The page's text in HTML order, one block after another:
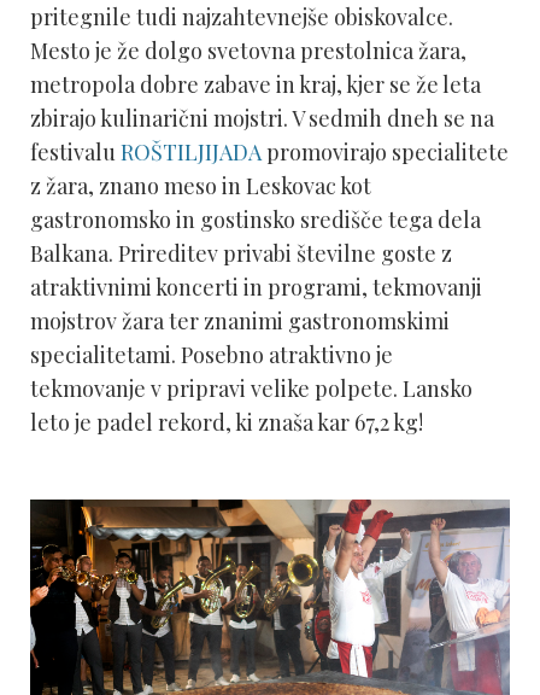
pritegnile tudi najzahtevnejše obiskovalce.
Mesto je že dolgo svetovna prestolnica žara,
metropola dobre zabave in kraj, kjer se že leta
zbirajo kulinarični mojstri. V sedmih dneh se na
festivaluROŠTILJIJADApromovirajo specialitete
z žara, znano meso in Leskovac kot
gastronomsko in gostinsko središče tega dela
Balkana. Prireditev privabi številne goste z
atraktivnimi koncerti in programi, tekmovanji
mojstrov žara ter znanimi gastronomskimi
specialitetami. Posebno atraktivno je
tekmovanje v pripravi velike polpete. Lansko
leto je padel rekord, ki znaša kar 67,2 kg!